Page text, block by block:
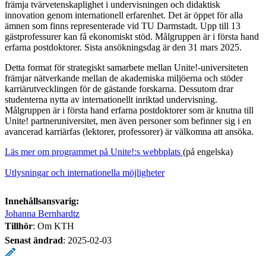
främja tvärvetenskaplighet i undervisningen och didaktisk
innovation genom internationell erfarenhet. Det är öppet för alla
ämnen som finns representerade vid TU Darmstadt. Upp till 13
gästprofessurer kan få ekonomiskt stöd. Målgruppen är i första hand
erfarna postdoktorer. Sista ansökningsdag är den 31 mars 2025.
Detta format för strategiskt samarbete mellan Unite!-universiteten
främjar nätverkande mellan de akademiska miljöerna och stöder
karriärutvecklingen för de gästande forskarna. Dessutom drar
studenterna nytta av internationellt inriktad undervisning.
Målgruppen är i första hand erfarna postdoktorer som är knutna till
Unite! partneruniversitet, men även personer som befinner sig i en
avancerad karriärfas (lektorer, professorer) är välkomna att ansöka.
Läs mer om programmet på Unite!:s webbplats (på engelska)
Utlysningar och internationella möjligheter
Innehållsansvarig:
Johanna Bernhardtz
Tillhör: Om KTH
Senast ändrad: 2025-02-03